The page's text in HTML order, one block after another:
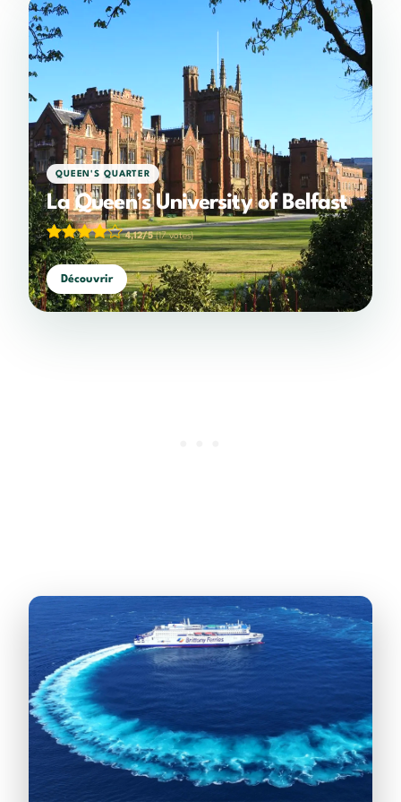
QUEEN'S QUARTER
La Queen’s University of Belfast
4,12/5(17 votes)
Découvrir